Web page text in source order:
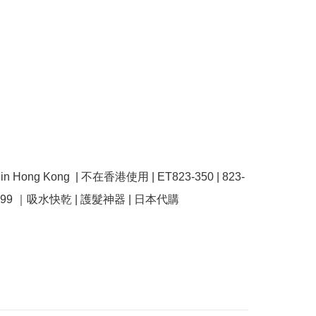
Hong Kong  | 不在香港使用 | ET823-350 | 823-
｜吸水快乾 | 護髮神器 | 日本代購